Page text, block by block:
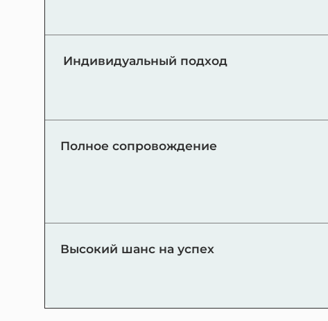
Индивидуальный подход
Полное сопровождение
Высокий шанс на успех